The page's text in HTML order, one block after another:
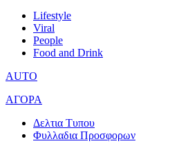
Lifestyle
Viral
People
Food and Drink
AUTO
ΑΓΟΡΑ
Δελτια Τυπου
Φυλλαδια Προσφορων